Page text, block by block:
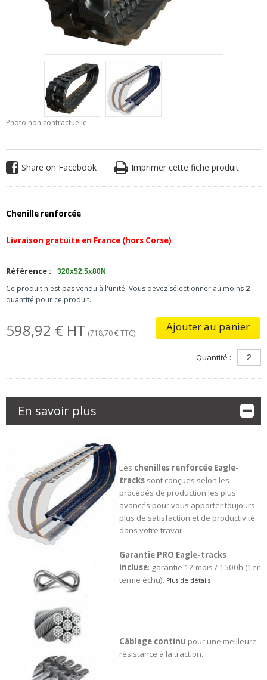
Photo non contractuelle
Share on Facebook Imprimer cette fiche produit
Chenille renforcée
Livraison gratuite en France (hors Corse)
Référence : 320x52.5x80N
Ce produit n'est pas vendu à l'unité. Vous devez sélectionner au moins 2
quantité pour ce produit.
598,92 € HT (718,70 € TTC) Ajouter au panier
Quantité :
En savoir plus
Les chenilles renforcée Eagle-
trackssont conçues selon les
procédés de production les plus
avancés pour vous apporter toujours
plus de satisfaction et de productivité
dans votre travail.
Garantie PRO Eagle-tracks
incluse: garantie 12 mois / 1500h (1er
terme échu). Plus de détails
Câblage continu pour une meilleure
résistance à la traction.